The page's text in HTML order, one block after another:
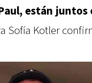
están juntos
Sofía Kotler